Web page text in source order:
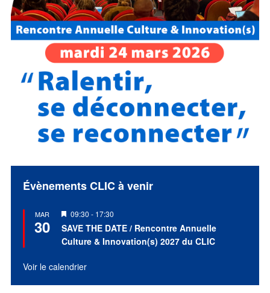
Évènements CLIC à venir
MAR
30
Mis
en
avant
09:30 - 17:30
SAVE THE DATE / Rencontre Annuelle
Culture & Innovation(s) 2027 du CLIC
Voir le calendrier